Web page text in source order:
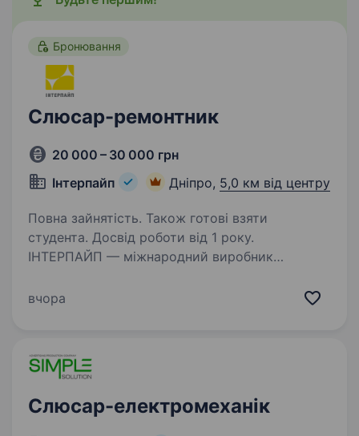
Бронювання
Слюсар-ремонтник
20 000 – 30 000 грн
Інтерпайп
Дніпро, 5,0 км від центру
Повна зайнятість. Також готові взяти
студента. Досвід роботи від 1 року.
ІНТЕРПАЙП — міжнародний виробник
постачають у понад 70 країн світу, запрошує
на виробничому…
вчора
Слюсар-електромеханік